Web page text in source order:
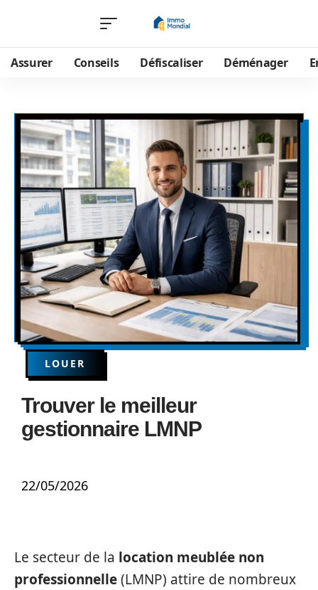
Assurer Conseils Défiscaliser Déménager
LOUER
Trouver le meilleur
gestionnaire LMNP
22/05/2026
Le secteur de la location meublée non
professionnelle(LMNP) attire de nombreux